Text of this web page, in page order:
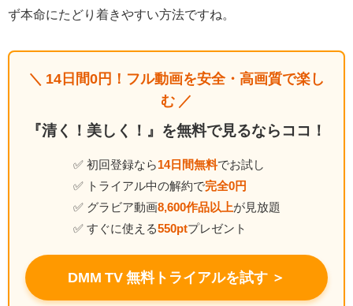
ず本命にたどり着きやすい方法ですね。
＼ 14日間0円！フル動画を安全・高画質で楽し
む ／
『清く！美しく！』を無料で見るならココ！
✅ 初回登録なら 14日間無料でお試し
✅ トライアル中の解約で完全0円
✅ グラビア動画8,600作品以上が見放題
✅ すぐに使える550ptプレゼント
DMM TV 無料トライアルを試す ＞